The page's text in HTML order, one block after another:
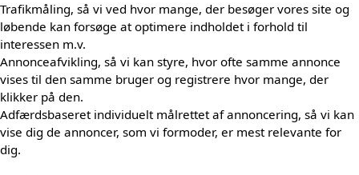
Trafikmåling, så vi ved hvor mange, der besøger vores site og
løbende kan forsøge at optimere indholdet i forhold til
interessen m.v.
Annonceafvikling, så vi kan styre, hvor ofte samme annonce
vises til den samme bruger og registrere hvor mange, der
klikker på den.
Adfærdsbaseret individuelt målrettet af annoncering, så vi kan
vise dig de annoncer, som vi formoder, er mest relevante for
dig.